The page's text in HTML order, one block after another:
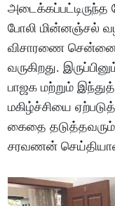
போலி மின்னஞ்சல்
விசாரணை சென்னை
வருகிறது.
பாஜக மற்றும்
மகிழ்ச்சியை
கைதை
சரவணன்